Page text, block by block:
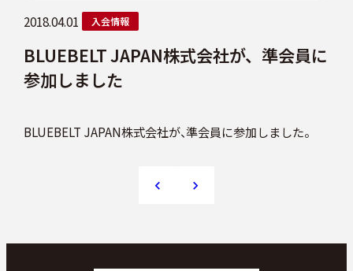
会員紹介
ニュース
2018.04.01 入会情報
BLUEBELT JAPAN株式会社が、準会員に
参加しました
BLUEBELT JAPAN株式会社が、準会員に参加しました。